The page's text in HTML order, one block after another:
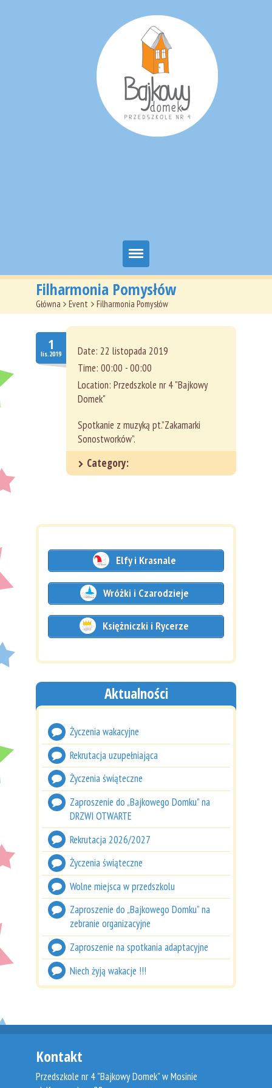
Główna
O nas
Aktualności
Oferta
Dokumenty
Filharmonia Pomysłów
Główna > Event > Filharmonia Pomysłów
1
lis.2019 Date: 22 listopada 2019
Time: 00:00 - 00:00
Location: Przedszkole nr 4 "Bajkowy
Domek"
Spotkanie z muzyką pt.”Zakamarki
Sonostworków”.
Category:
Elfy i Krasnale
Wróżki i Czarodzieje
Księżniczki i Rycerze
Aktualności
Życzenia wakacyjne
Rekrutacja uzupełniająca
Życzenia świąteczne
Zaproszenie do „Bajkowego Domku” na
DRZWI OTWARTE
Rekrutacja 2026/2027
Życzenia świąteczne
Wolne miejsca w przedszkolu
Zaproszenie do „Bajkowego Domku” na
zebranie organizacyjne
Zaproszenie na spotkania adaptacyjne
Niech żyją wakacje !!!
Kontakt
Przedszkole nr 4 "Bajkowy Domek" w Mosinie